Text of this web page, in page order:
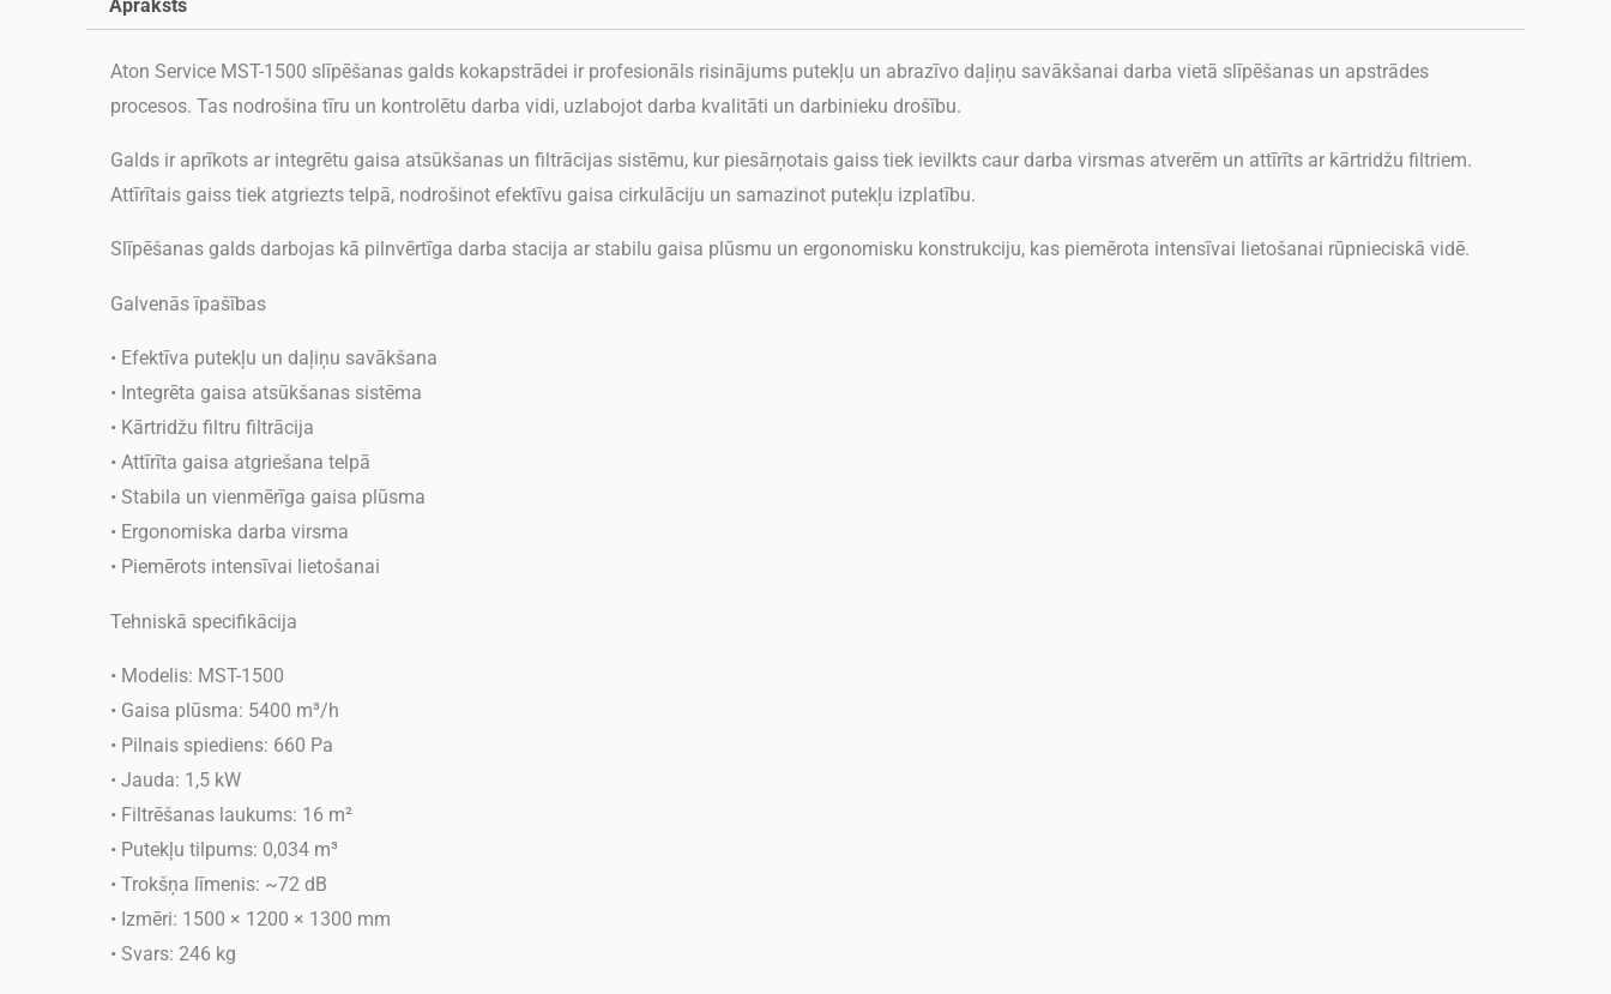
Apraksts
Aton Service MST-1500 slīpēšanas galds kokapstrādei ir profesionāls risinājums putekļu un abrazīvo daļiņu savākšanai darba vietā slīpēšanas un apstrādes
procesos. Tas nodrošina tīru un kontrolētu darba vidi, uzlabojot darba kvalitāti un darbinieku drošību.
Galds ir aprīkots ar integrētu gaisa atsūkšanas un filtrācijas sistēmu, kur piesārņotais gaiss tiek ievilkts caur darba virsmas atverēm un attīrīts ar kārtridžu filtriem.
Attīrītais gaiss tiek atgriezts telpā, nodrošinot efektīvu gaisa cirkulāciju un samazinot putekļu izplatību.
Slīpēšanas galds darbojas kā pilnvērtīga darba stacija ar stabilu gaisa plūsmu un ergonomisku konstrukciju, kas piemērota intensīvai lietošanai rūpnieciskā vidē.
Galvenās īpašības
• Efektīva putekļu un daļiņu savākšana
• Integrēta gaisa atsūkšanas sistēma
• Kārtridžu filtru filtrācija
• Attīrīta gaisa atgriešana telpā
• Stabila un vienmērīga gaisa plūsma
• Ergonomiska darba virsma
• Piemērots intensīvai lietošanai
Tehniskā specifikācija
• Modelis: MST-1500
• Gaisa plūsma: 5400 m³/h
• Pilnais spiediens: 660 Pa
• Jauda: 1,5 kW
• Filtrēšanas laukums: 16 m²
• Putekļu tilpums: 0,034 m³
• Trokšņa līmenis: ~72 dB
• Izmēri: 1500 × 1200 × 1300 mm
• Svars: 246 kg